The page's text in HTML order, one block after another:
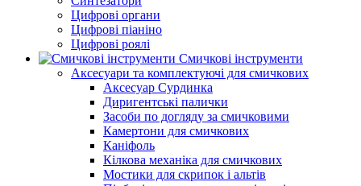
Цифрові органи
Цифрові піаніно
Цифрові роялі
Смичкові інструменти
Аксесуари та комплектуючі для смичкових
Аксесуар Сурдинка
Диригентські палички
Засоби по догляду за смичковими
Камертони для смичкових
Каніфоль
Кілкова механіка для смичкових
Мостики для скрипок і альтів